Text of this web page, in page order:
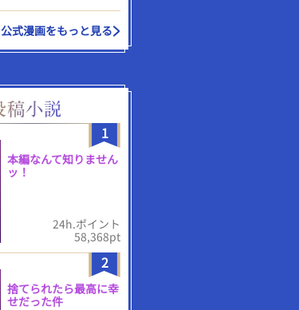
公式漫画をもっと見る
1
本編なんて知りません
ッ！
24h.ポイント
58,368pt
2
捨てられたら最高に幸
せだった件